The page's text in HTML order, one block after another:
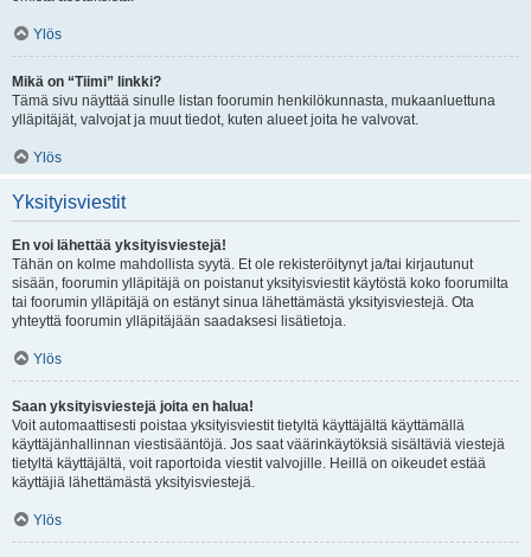
Ylös
Mikä on “Tiimi” linkki?
Tämä sivu näyttää sinulle listan foorumin henkilökunnasta, mukaanluettuna
ylläpitäjät, valvojat ja muut tiedot, kuten alueet joita he valvovat.
Ylös
Yksityisviestit
En voi lähettää yksityisviestejä!
Tähän on kolme mahdollista syytä. Et ole rekisteröitynyt ja/tai kirjautunut
sisään, foorumin ylläpitäjä on poistanut yksityisviestit käytöstä koko foorumilta
tai foorumin ylläpitäjä on estänyt sinua lähettämästä yksityisviestejä. Ota
yhteyttä foorumin ylläpitäjään saadaksesi lisätietoja.
Ylös
Saan yksityisviestejä joita en halua!
Voit automaattisesti poistaa yksityisviestit tietyltä käyttäjältä käyttämällä
käyttäjänhallinnan viestisääntöjä. Jos saat väärinkäytöksiä sisältäviä viestejä
tietyltä käyttäjältä, voit raportoida viestit valvojille. Heillä on oikeudet estää
käyttäjiä lähettämästä yksityisviestejä.
Ylös